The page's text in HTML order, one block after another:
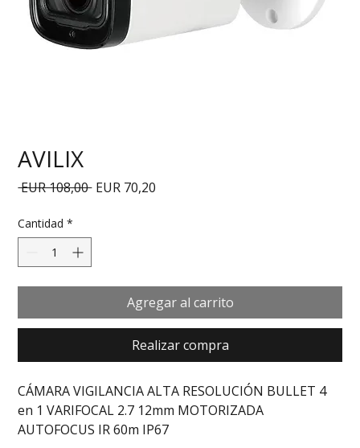
AVILIX
EUR 108,00 Precio
EUR 70,20
Cantidad *
Agregar al carrito
Realizar compra
CÁMARA VIGILANCIA ALTA RESOLUCIÓN BULLET 4
en 1 VARIFOCAL 2.7 12mm MOTORIZADA
AUTOFOCUS IR 60m IP67